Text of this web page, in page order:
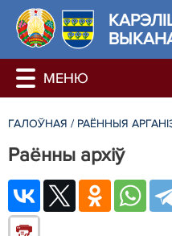
ГАЛОЎНАЯ / РАЁННЫЯ
Раённы архіў